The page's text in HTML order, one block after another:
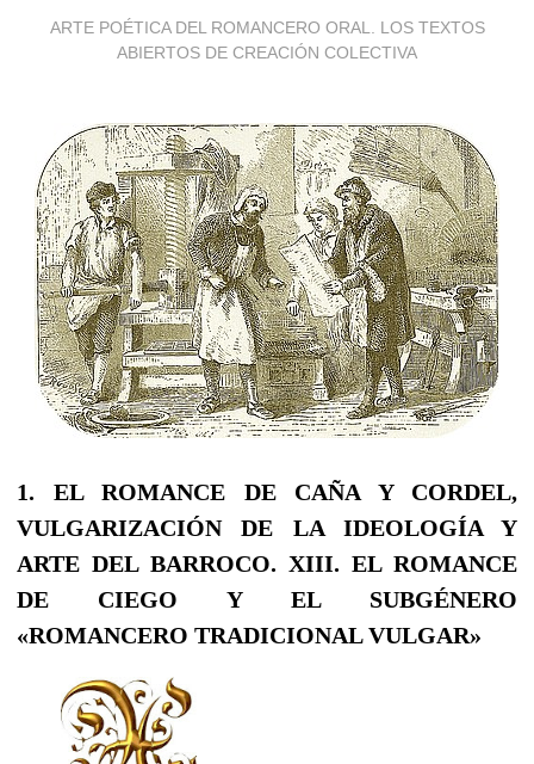
ARTE POÉTICA DEL ROMANCERO ORAL. LOS TEXTOS
ABIERTOS DE CREACIÓN COLECTIVA
1. EL ROMANCE DE CAÑA Y CORDEL,
VULGARIZACIÓN DE LA IDEOLOGÍA Y
ARTE DEL BARROCO. XIII. EL ROMANCE
DE CIEGO Y EL SUBGÉNERO
«ROMANCERO TRADICIONAL VULGAR»